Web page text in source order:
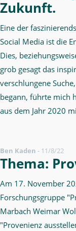
Zukunft.
Eine der
Social Media ist die
Dies,
grob gesagt das
verschlungene
begann, führte mich
aus dem Jahr 2020
Ben Kaden - 11/8/22
Thema:
Am 17. November
Forschungsgruppe
Marbach Weimar
"Provenienz